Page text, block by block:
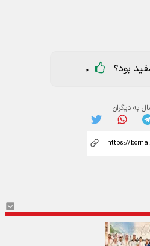
بود؟ 0
به دیگران